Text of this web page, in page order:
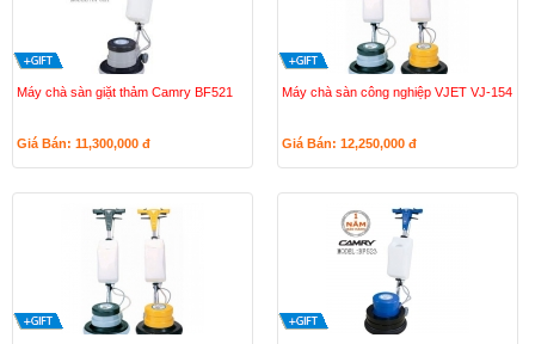
Máy chà sàn giặt thảm Camry BF521
Giá Bán: 11,300,000 đ
Máy chà sàn công nghiệp VJET VJ-154
Giá Bán: 12,250,000 đ